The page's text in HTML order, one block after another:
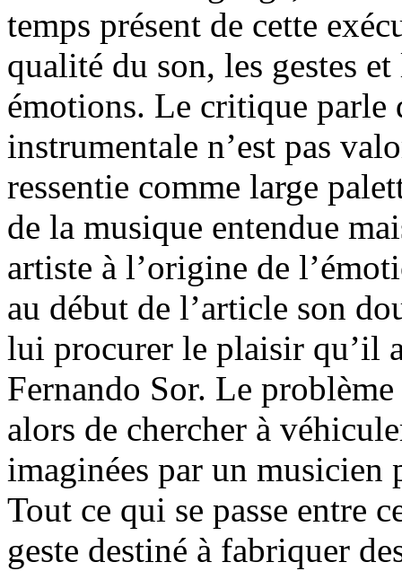
temps présent de cette
qualité du son, les gestes
émotions. Le critique parle
instrumentale n’est pas
ressentie comme large
de la musique entendue
artiste à l’origine de
au début de l’article son
lui procurer le plaisir qu’il
Fernando Sor. Le
alors de chercher à
imaginées par un musicien
Tout ce qui se passe entre
geste destiné à fabriquer